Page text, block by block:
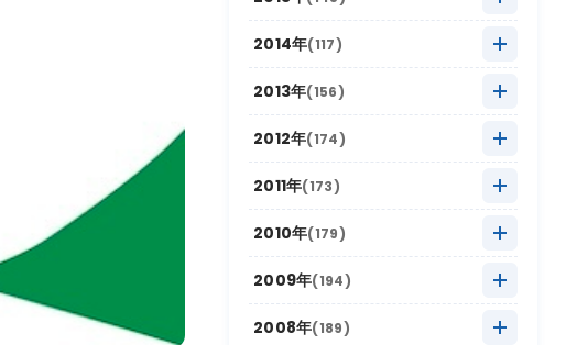
2024年2月 (5)
2024年1月 (16)
2023年3月 (13)
2023年2月 (8)
2023年1月 (11)
2022年4月 (14)
2022年3月 (10)
2022年2月 (6)
2022年1月 (10)
2021年5月
2021年4月 (9)
2021年3月 (11)
2021年2月 (7)
2021年1月 (8)
2020年6月 (4)
2020年5月
2020年4月 (12)
2020年3月 (6)
2020年2月 (15)
2020年1月 (17)
2019年8月 (16)
2019年7月 (16)
2019年6月 (4)
2019年5月
2019年4月 (14)
2019年3月 (12)
2019年2月 (6)
2019年1月 (15)
2018年9月 (16)
2018年8月 (17)
2018年7月 (11)
2018年6月 (6)
2018年5月
2018年4月 (12)
2018年3月 (11)
2018年2月 (10)
2018年1月 (13)
2017年10月 (17)
2017年9月 (6)
2017年8月 (13)
2017年7月 (11)
2017年6月 (4)
2017年5月
2017年4月 (10)
2017年3月 (11)
2017年2月 (4)
2016年11月
2016年10月 (19)
2016年9月 (9)
2016年8月 (13)
2016年7月 (13)
2016年6月 (7)
2016年5月
2016年4月 (10)
2015年12月 (4)
2015年11月
2015年10月 (30)
2015年9月 (15)
2015年8月 (12)
2015年7月 (14)
2015年6月 (9)
2015年5月
2014年(117)
2014年12月 (10)
2014年11月
2014年10月 (18)
2014年9月 (13)
2014年8月 (12)
2014年7月 (8)
2014年6月 (8)
2013年(156)
2013年12月 (8)
2013年11月
2013年10月 (12)
2013年9月 (17)
2013年8月 (16)
2013年7月 (19)
2012年(174)
2012年12月 (11)
2012年11月
2012年10月 (17)
2012年9月 (18)
2012年8月 (16)
2011年(173)
2011年12月 (14)
2011年11月
2011年10月 (22)
2010年(179)
2010年12月 (15)
2010年11月
2009年(194)
2009年12月 (15)
2008年(189)